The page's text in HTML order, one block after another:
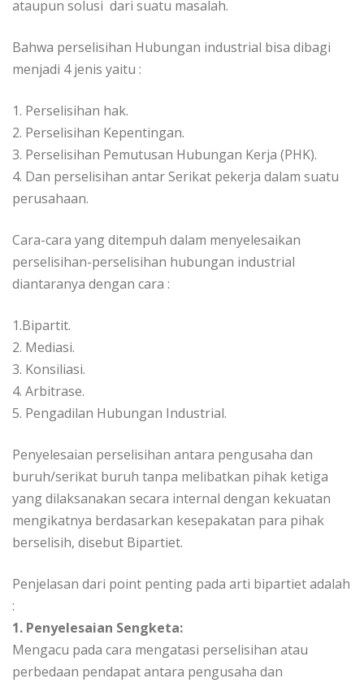
ataupun solusi dari suatu masalah.
Bahwa perselisihan Hubungan industrial bisa dibagi
menjadi 4 jenis yaitu :
1. Perselisihan hak.
2. Perselisihan Kepentingan.
3. Perselisihan Pemutusan Hubungan Kerja (PHK).
4. Dan perselisihan antar Serikat pekerja dalam suatu
perusahaan.
Cara-cara yang ditempuh dalam menyelesaikan
perselisihan-perselisihan hubungan industrial
diantaranya dengan cara :
1.Bipartit.
2. Mediasi.
3. Konsiliasi.
4. Arbitrase.
5. Pengadilan Hubungan Industrial.
Penyelesaian perselisihan antara pengusaha dan
buruh/serikat buruh tanpa melibatkan pihak ketiga
yang dilaksanakan secara internal dengan kekuatan
mengikatnya berdasarkan kesepakatan para pihak
berselisih, disebut Bipartiet.
Penjelasan dari point penting pada arti bipartiet adalah
:
1. Penyelesaian Sengketa:
Mengacu pada cara mengatasi perselisihan atau
perbedaan pendapat antara pengusaha dan